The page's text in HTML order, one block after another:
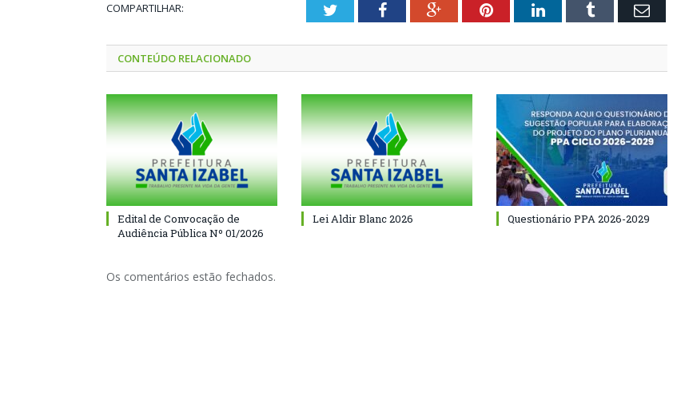
COMPARTILHAR: TwitterFacebookGoogle+PinterestLinkedInTumblr Email
CONTEÚDO RELACIONADO
Edital de Convocação de
Audiência Pública Nº 01/2026
Lei Aldir Blanc 2026 Questionário PPA 2026-2029
Os comentários estão fechados.